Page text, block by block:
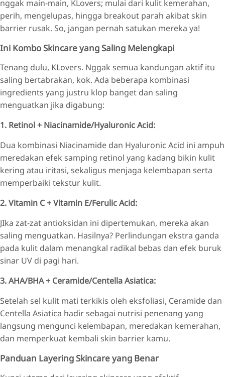
nggak main-main, KLovers; mulai dari kulit kemerahan,
perih, mengelupas, hingga breakout parah akibat skin
barrier rusak. So, jangan pernah satukan mereka ya!
Ini Kombo Skincare yang Saling Melengkapi
Tenang dulu, KLovers. Nggak semua kandungan aktif itu
saling bertabrakan, kok. Ada beberapa kombinasi
ingredients yang justru klop banget dan saling
menguatkan jika digabung:
1. Retinol + Niacinamide/Hyaluronic Acid:
Dua kombinasi Niacinamide dan Hyaluronic Acid ini ampuh
meredakan efek samping retinol yang kadang bikin kulit
kering atau iritasi, sekaligus menjaga kelembapan serta
memperbaiki tekstur kulit.
2. Vitamin C + Vitamin E/Ferulic Acid:
JIka zat-zat antioksidan ini dipertemukan, mereka akan
saling menguatkan. Hasilnya? Perlindungan ekstra ganda
pada kulit dalam menangkal radikal bebas dan efek buruk
sinar UV di pagi hari.
3. AHA/BHA + Ceramide/Centella Asiatica:
Setelah sel kulit mati terkikis oleh eksfoliasi, Ceramide dan
Centella Asiatica hadir sebagai nutrisi penenang yang
langsung mengunci kelembapan, meredakan kemerahan,
dan memperkuat kembali skin barrier kamu.
Panduan Layering Skincare yang Benar